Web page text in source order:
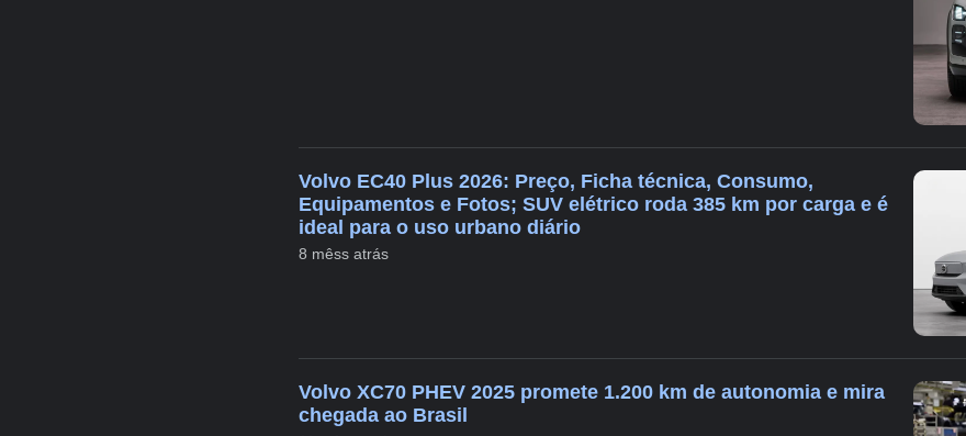
Volvo EC40 Plus 2026: Preço, Ficha técnica, Consumo,
Equipamentos e Fotos; SUV elétrico roda 385 km por carga e é
ideal para o uso urbano diário
8 mêss atrás
Volvo XC70 PHEV 2025 promete 1.200 km de autonomia e mira
chegada ao Brasil